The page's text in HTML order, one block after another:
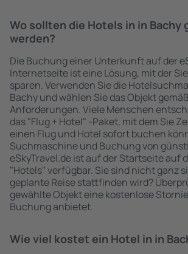
Wo sollten die Hotels in in Bachy
werden?
Die Buchung einer Unterkunft auf der
Internetseite ist eine Lösung, mit der
sparen. Verwenden Sie die
Bachy und wählen Sie das Objekt
Anforderungen. Viele Menschen
das "Flug + Hotel" -Paket, mit dem Sie
einen Flug und Hotel sofort buchen
Suchmaschine und Buchung von
eSkyTravel.de ist auf der Startseite auf
"Hotels" verfügbar. Sie sind nicht ganz
geplante Reise stattfinden wird?
gewählte Objekt eine kostenlose
Buchung anbietet.
Wie viel kostet ein Hotel in in